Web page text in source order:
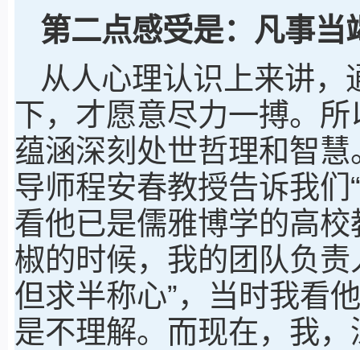
第二点感受是：凡事当
从人心理认识上来讲
下，才愿意尽力一搏。
蕴涵深刻处世哲理和智
导师程安春教授告诉我们
看他已是儒雅博学的高
椒的时候，我的团队负
但求半称心”，当时我看
是不理解。而现在，我